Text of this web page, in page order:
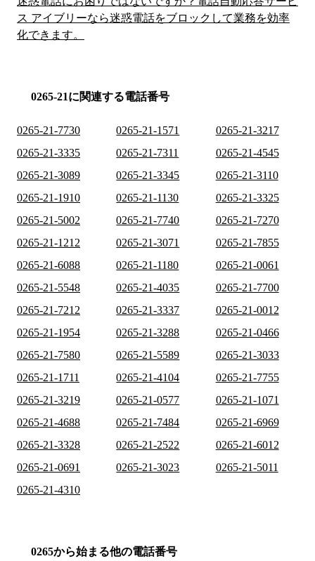
ス アイブリーなら迷惑電話をブロックして業務を効率
化できます。
0265-21に関連する電話番号
0265-21-7730 0265-21-1571
0265-21-3217
0265-21-3335
0265-21-7311
0265-21-4545
0265-21-3089
0265-21-3345
0265-21-3110
0265-21-1910
0265-21-1130
0265-21-3325
0265-21-5002
0265-21-7740
0265-21-7270
0265-21-1212
0265-21-3071
0265-21-7855
0265-21-6088
0265-21-1180
0265-21-0061
0265-21-5548
0265-21-4035
0265-21-7700
0265-21-7212
0265-21-3337
0265-21-0012
0265-21-1954
0265-21-3288
0265-21-0466
0265-21-7580
0265-21-5589
0265-21-3033
0265-21-1711
0265-21-4104
0265-21-7755
0265-21-3219
0265-21-0577
0265-21-1071
0265-21-4688
0265-21-7484
0265-21-6969
0265-21-3328
0265-21-2522
0265-21-6012
0265-21-0691
0265-21-3023
0265-21-5011
0265-21-4310
0265から始まる他の電話番号